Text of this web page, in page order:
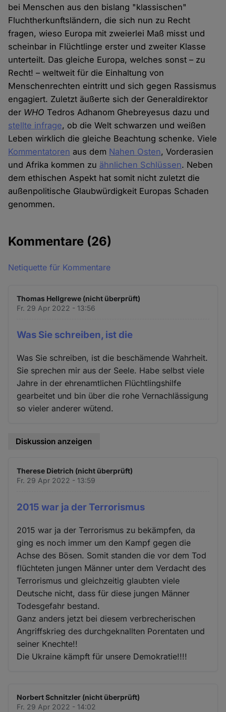
bei Menschen aus den bislang "klassischen"
Fluchtherkunftsländern, die sich nun zu Recht
fragen, wieso Europa mit zweierlei Maß misst und
scheinbar in Flüchtlinge erster und zweiter Klasse
unterteilt. Das gleiche Europa, welches sonst – zu
Recht! – weltweit für die Einhaltung von
Menschenrechten eintritt und sich gegen Rassismus
engagiert. Zuletzt äußerte sich der Generaldirektor
der WHO Tedros Adhanom Ghebreyesus dazu und
stellte infrage, ob die Welt schwarzen und weißen
Leben wirklich die gleiche Beachtung schenke. Viele
Kommentatoren aus dem Nahen Osten, Vorderasien
und Afrika kommen zu ähnlichen Schlüssen. Neben
dem ethischen Aspekt hat somit nicht zuletzt die
außenpolitische Glaubwürdigkeit Europas Schaden
genommen.
Kommentare (26)
Netiquette für Kommentare
Thomas Hellgrewe (nicht überprüft)
Fr. 29 Apr 2022 - 13:56
Was Sie schreiben, ist die
Was Sie schreiben, ist die beschämende Wahrheit.
Sie sprechen mir aus der Seele. Habe selbst viele
Jahre in der ehrenamtlichen Flüchtlingshilfe
gearbeitet und bin über die rohe Vernachlässigung
so vieler anderer wütend.
Diskussion anzeigen
Therese Dietrich (nicht überprüft)
Fr. 29 Apr 2022 - 13:59
2015 war ja der Terrorismus
2015 war ja der Terrorismus zu bekämpfen, da
ging es noch immer um den Kampf gegen die
Achse des Bösen. Somit standen die vor dem Tod
flüchteten jungen Männer unter dem Verdacht des
Terrorismus und gleichzeitig glaubten viele
Deutsche nicht, dass für diese jungen Männer
Todesgefahr bestand.
Ganz anders jetzt bei diesem verbrecherischen
Angriffskrieg des durchgeknallten Porentaten und
seiner Knechte!!
Die Ukraine kämpft für unsere Demokratie!!!!
Norbert Schnitzler (nicht überprüft)
Fr. 29 Apr 2022 - 14:02